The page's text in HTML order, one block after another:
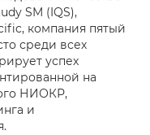
SM (IQS),
компания пятый
среди всех
успех
на
НИОКР,
и